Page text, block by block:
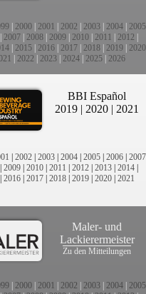
2000 2001 2002 2003 2004 2005
2007 2008 2009 2010 2011 2012
2015 2016 2017 2018 2019 2020
2022 2023| 2024| 2025| 2026
BBI Español
2019 | 2020 | 2021
| 2002 | 2003 | 2004 | 2005 | 2006 | 2007
| 2009 | 2010 | 2011 | 2012 | 2013 | 2014 |
| 2016 | 2017 | 2018 | 2019 | 2020 | 2021
Maler- und
Lackierermeister
Zu den Mitteilungen
2000 2001 2002 2003 2004 2005